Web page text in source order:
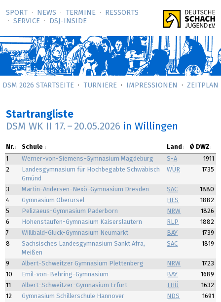
SPORT NEWS TERMINE
RESSORTS
SERVICE
DSJ-­INSIDE
DSM 2026 STARTSEITE TURNIERE IMPRESSIONEN ZEITPLAN
Startrangliste
DSM WK II 17. – 20.05.2026 in Willingen
Nr. Schule Land
Ø DWZ
1
Werner-von-Siemens-Gymnasium Magdeburg S-A
1911
2
Landesgymnasium für Hochbegabte Schwäbisch
Gmünd
WÜR 1735
3 Martin-Andersen-Nexö-Gymnasium Dresden SAC
1880
4
Gymnasium Oberursel HES
1882
5
Pelizaeus-Gymnasium Paderborn NRW
1826
6
Hohenstaufen-Gymnasium Kaiserslautern RLP
1882
7
Willibald-Gluck-Gymnasium Neumarkt BAY
1739
8
Sächsisches Landesgymnasium Sankt Afra,
Meißen
SAC 1819
9 Albert-Schweitzer Gymnasium Plettenberg NRW
1723
10
Emil-von-Behring-Gymnasium BAY
1689
11
Albert-Schweitzer-Gymnasium Erfurt THÜ
1632
12
Gymnasium Schillerschule Hannover NDS
1691